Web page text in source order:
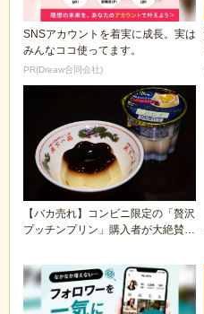
SNSアカウントを着実に成長。実は
みんなココ使ってます。
PR(Dreaw合同会社)
【バカ売れ】コンビニ限定の「贅沢
プッチンプリン」購入者が大絶賛